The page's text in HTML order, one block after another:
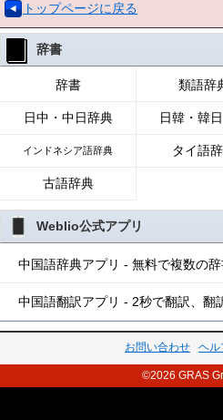
トップページに戻る
辞書
辞書 類語辞
日中・中日辞典 日韓・韓
インドネシア語辞典 タイ語
古語辞典
Weblio公式アプリ
中国語辞典アプリ - 無料で複数の
中国語翻訳アプリ - 2秒で翻訳、翻
お問い合わせ ヘル
©2026 GRAS